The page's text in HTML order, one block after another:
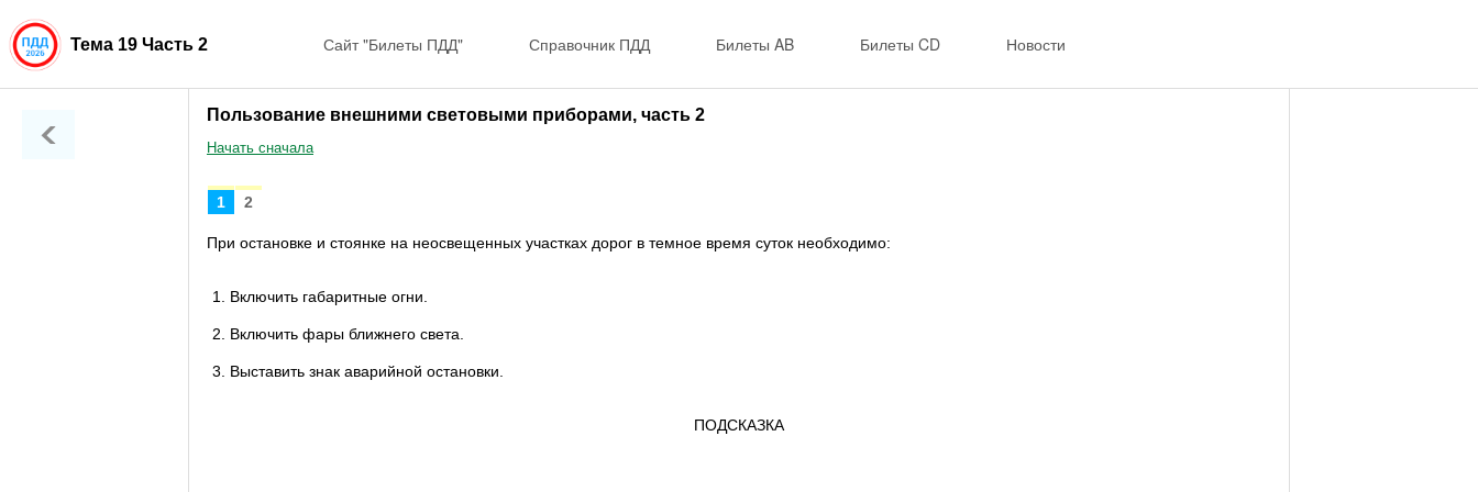
Тема 19 Часть 2 Сайт "Билеты ПДД" Справочник ПДД Билеты AB Билеты CD Новости
Пользование внешними световыми приборами, часть 2
Начать сначала
1 2
При остановке и стоянке на неосвещенных участках дорог в темное время суток необходимо:
1. Включить габаритные огни.
2. Включить фары ближнего света.
3. Выставить знак аварийной остановки.
ПОДСКАЗКА